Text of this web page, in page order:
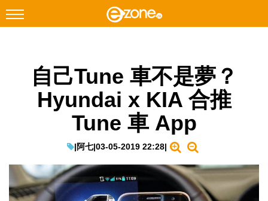
Facebook Instagram
科技焦點
教學評測
EduTech
自己Tune 車不是夢？
Hyundai x KIA 合推
Tune 車 App
|阿七|03-05-2019 22:28|